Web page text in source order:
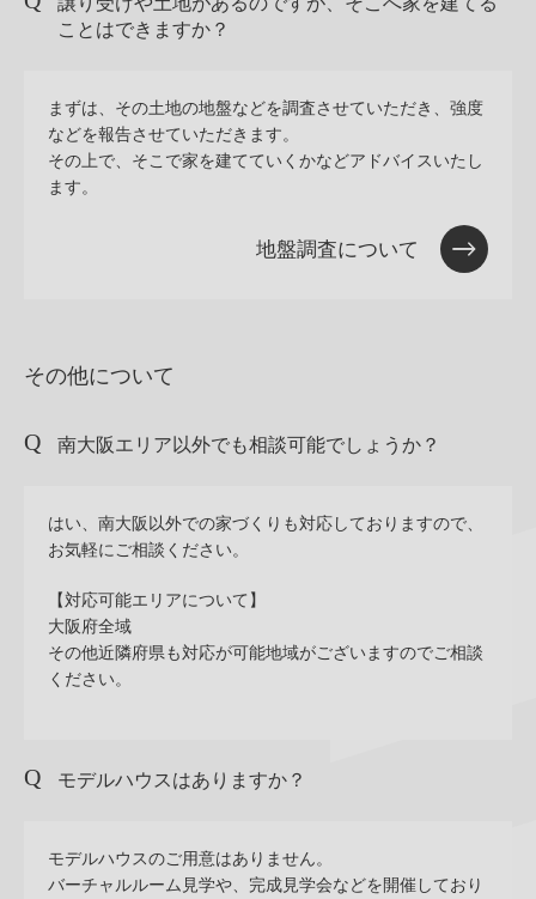
ことはできますか？
まずは、その土地の地盤などを調査させていただき、強度
などを報告させていただきます。
その上で、そこで家を建てていくかなどアドバイスいたし
ます。
地盤調査について
その他について
南大阪エリア以外でも相談可能でしょうか？
はい、南大阪以外での家づくりも対応しておりますので、
お気軽にご相談ください。
【対応可能エリアについて】
大阪府全域
その他近隣府県も対応が可能地域がございますのでご相談
ください。
モデルハウスはありますか？
モデルハウスのご用意はありません。
バーチャルルーム見学や、完成見学会などを開催しており